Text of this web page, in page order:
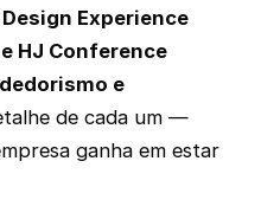
Experience
HJ Conference
e
de cada um —
ganha em estar